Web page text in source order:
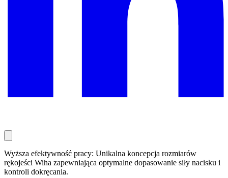
Wyższa efektywność pracy: Unikalna koncepcja rozmiarów
rękojeści Wiha zapewniająca optymalne dopasowanie siły nacisku i
kontroli dokręcania.